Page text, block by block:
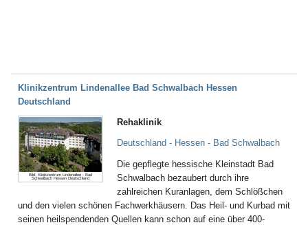
Klinikzentrum Lindenallee Bad Schwalbach Hessen
Deutschland
Bild: Klinikzentrum Lindenallee - Bad
Schwalbach Hessen Deutschland
Rehaklinik
Deutschland - Hessen - Bad Schwalbach
Die gepflegte hessische Kleinstadt Bad
Schwalbach bezaubert durch ihre
zahlreichen Kuranlagen, dem Schlößchen
und den vielen schönen Fachwerkhäusern. Das Heil- und Kurbad mit
seinen heilspendenden Quellen kann schon auf eine über 400-